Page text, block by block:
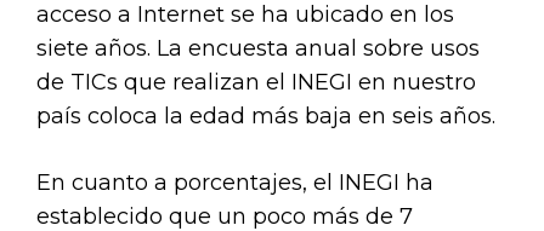
acceso a Internet se ha ubicado en los
siete años. La encuesta anual sobre usos
de TICs que realizan el INEGI en nuestro
país coloca la edad más baja en seis años.
En cuanto a porcentajes, el INEGI ha
establecido que un poco más de 7